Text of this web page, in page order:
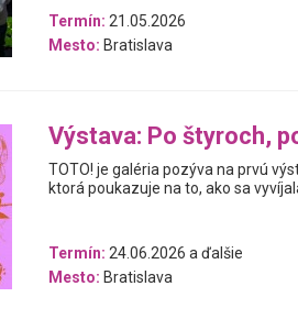
Termín: 21.05.2026
Mesto: Bratislava
Výstava: Po štyroch,
TOTO! je galéria pozýva na prvú
ktorá poukazuje na to, ako sa
Termín: 24.06.2026 a ďalšie
Mesto: Bratislava